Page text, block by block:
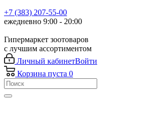
+7 (383) 207-55-00
ежедневно 9:00 - 20:00
Гипермаркет зоотоваров
с лучшим ассортиментом
Личный кабинетВойти
Корзина пуста 0